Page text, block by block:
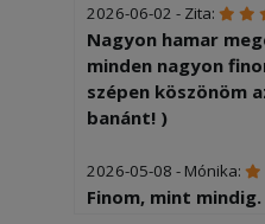
2026-06-02 - Zita:
Nagyon hamar
minden nagyon
szépen köszönöm
banánt! )
2026-05-08 - Mónika:
Finom, mint